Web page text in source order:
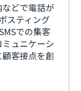
どで電話が
スティング
での集客
ュニケーシ
客接点を創